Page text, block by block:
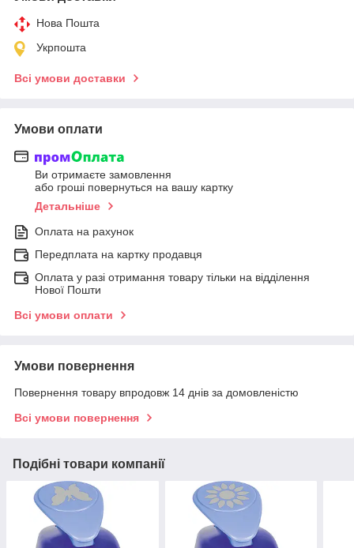
Нова Пошта
Укрпошта
Всі умови доставки
Умови оплати
Ви отримаєте замовлення
або гроші повернуться на вашу картку
Детальніше
Оплата на рахунок
Передплата на картку продавця
Оплата у разі отримання товару тільки на відділення
Нової Пошти
Всі умови оплати
Умови повернення
Повернення товару впродовж 14 днів за домовленістю
Всі умови повернення
Подібні товари компанії